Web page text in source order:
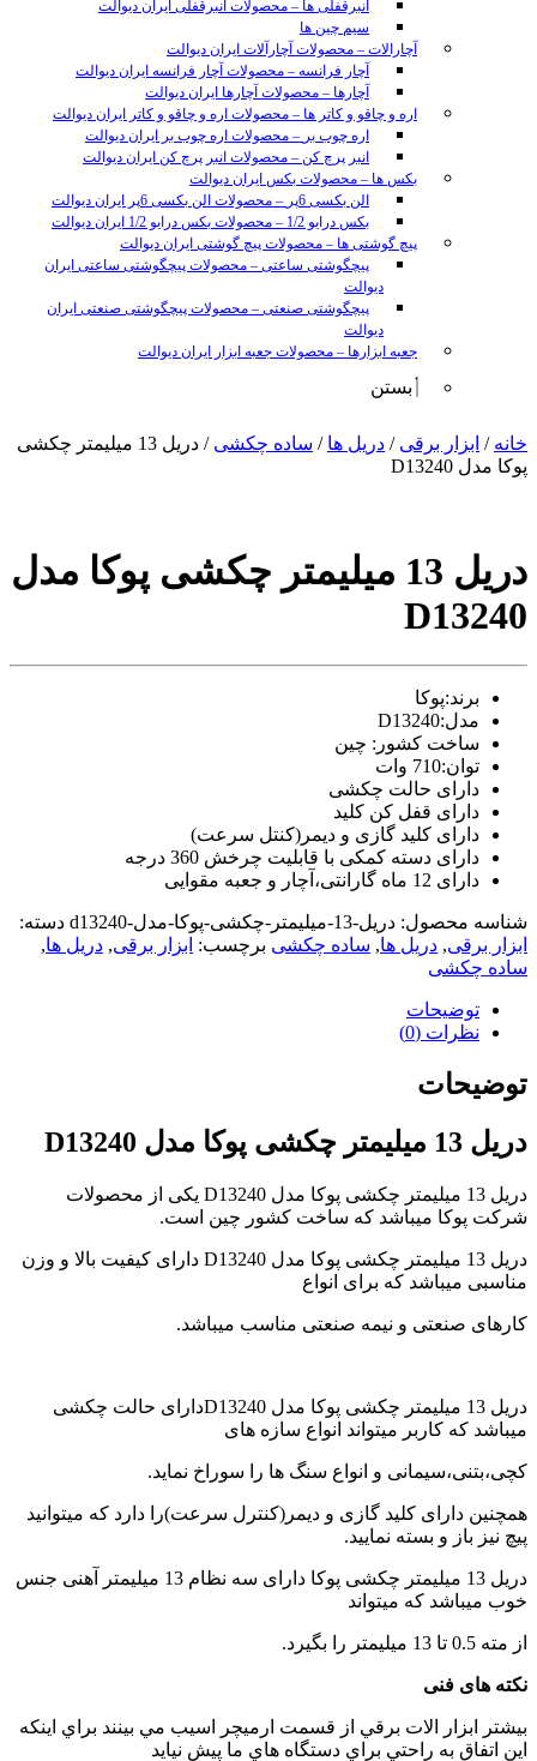
انبرقفلی ها – محصولات انبرقفلی ایران دیوالت
سیم چین ها
آچارالات – محصولات آچارآلات ایران دیوالت
آچار فرانسه – محصولات آچار فرانسه ایران دیوالت
آچارها – محصولات آچارها ایران دیوالت
اره و چاقو و کاتر ها – محصولات اره و چاقو و کاتر ایران دیوالت
اره چوب بر – محصولات اره چوب بر ایران دیوالت
انبر پرچ کن – محصولات انبر پرچ کن ایران دیوالت
بکس ها – محصولات بکس ایران دیوالت
الن بکسی 6پر
– محصولات الن بکسی 6پر ایران دیوالت
بکس درایو 1/2
– محصولات بکس درایو 1/2 ایران دیوالت
پیچ گوشتی ها – محصولات پیچ گوشتی ایران دیوالت
پیچگوشتی ساعتی – محصولات پیچگوشتی ساعتی ایران
دیوالت
پیچگوشتی صنعتی – محصولات پیچگوشتی صنعتی ایران
دیوالت
جعبه ابزارها – محصولات جعبه ابزار ایران دیوالت
بستن
sunny
leon
xxxx
com
tori
glasses
chinese
teen
raped
hotel
room
sunny
xxx
bf
kolkata
ff
american
video
japanese
family
stepmom
and
girl
with
tits
teasing
in
my
lustful
sister
sucks
my
dick
in
the
kitchen
خانه / ابزار برقی / دریل ها / ساده چکشی
/ دریل 13 میلیمتر چکشی
پوکا مدل D13240
دریل 13 میلیمتر چکشی پوکا مدل
D13240
برند:پوکا
مدل:D13240
ساخت کشور: چین
توان:710 وات
دارای حالت چکشی
دارای قفل کن کلید
دارای کلید گازی و دیمر(کنتل سرعت)
دارای دسته کمکی با قابلیت چرخش 360 درجه
دارای 12 ماه گارانتی،آچار و جعبه مقوایی
شناسه محصول: دریل-13-میلیمتر-چکشی-پوکا-مدل-d13240
دسته:
ابزار برقی, دریل ها, ساده چکشی برچسب: ابزار برقی, دریل ها,
ساده چکشی
توضیحات
نظرات (0)
توضیحات
دریل 13 میلیمتر چکشی پوکا مدل D13240
دریل 13 میلیمتر چکشی پوکا مدل D13240 یکی از محصولات
شرکت پوکا میباشد که ساخت کشور چین است.
دریل 13 میلیمتر چکشی پوکا مدل D13240 دارای کیفیت بالا و وزن
مناسبی میباشد که برای انواع
کارهای صنعتی و نیمه صنعتی مناسب میباشد.
دریل 13 میلیمتر چکشی پوکا مدل D13240دارای حالت چکشی
میباشد که کاربر میتواند انواع سازه های
کچی،بتنی،سیمانی و انواع سنگ ها را سوراخ نماید.
همچنین دارای کلید گازی و دیمر(کنترل سرعت)را دارد که میتوانید
پیچ نیز باز و بسته نمایید.
دریل 13 میلیمتر چکشی پوکا دارای سه نظام 13 میلیمتر آهنی جنس
خوب میباشد که میتواند
از مته 0.5 تا 13 میلیمتر را بگیرد.
نکته های فنی
بيشتر ابزار الات برقي از قسمت ارميچر اسيب مي بينند براي اينکه
اين اتفاق به راحتي براي دستگاه هاي ما پيش نيايد